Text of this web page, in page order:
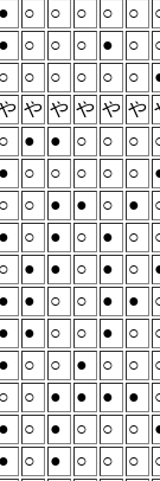
● ○ ○ ○ ○ ○
● ○ ○ ○ ● ○
○ ○ ○ ○ ○ ○
や や や や や
○ ● ● ○ ○ ○
● ○ ○ ○ ○ ○
○ ○ ● ● ○ ●
● ○ ● ○ ● ○
○ ● ● ○ ● ○
● ● ○ ○ ● ●
● ● ○ ○ ● ○
● ○ ○ ● ○ ○
○ ○ ● ● ● ●
● ○ ● ○ ○ ○
● ○ ● ○ ○ ○